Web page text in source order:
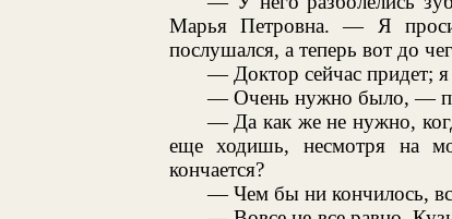
Марья Петровна. — Я
послушался, а теперь вот до
— Доктор сейчас придет;
— Очень нужно было, —
— Да как же не нужно,
еще ходишь, несмотря на
кончается?
— Чем бы ни кончилось,